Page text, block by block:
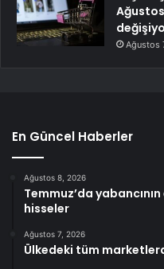
Ağustos
En Güncel Haberler
Ağustos 8, 2026
Temmuz’da
hisseler
Ağustos 7, 2026
Ülkedeki tüm